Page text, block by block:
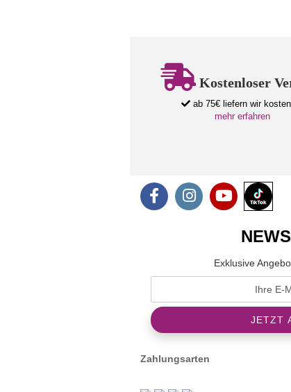
Kostenloser
ab 75€ liefern wir
mehr erfahren
Exklusive
Zahlungsarten